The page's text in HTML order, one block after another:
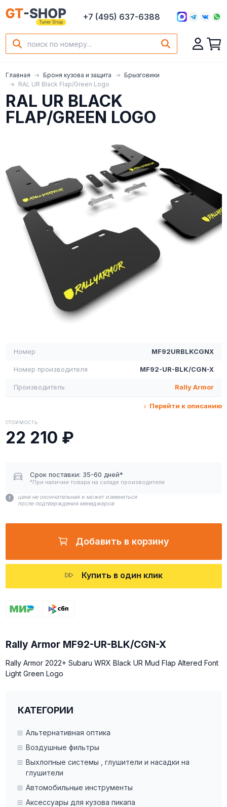
+7 (495) 637-6388
КАТЕГОРИИ
Альтернативная оптика
Воздушные фильтры
Выхлопные системы , глушители и насадки на
глушители
Автомобильные инструменты
Аксессуары для кузова пикапа
Главная Броня кузова и защита
Брызговики
RAL UR Black Flap/Green Logo
RAL UR BLACK
FLAP/GREEN LOGO
Номер MF92URBLKCGNX
Номер производителя MF92-UR-BLK/CGN-X
Производитель Rally Armor
Перейти к описанию
СТОИМОСТЬ
22 210 ₽
Срок поставки: 35-60 дней*
*При наличии товара на складе производителя
цена не окончательная и может измениться
после подтверждения менеджеров
Добавить в корзину
Купить в один клик
Rally Armor MF92-UR-BLK/CGN-X
Rally Armor 2022+ Subaru WRX Black UR Mud Flap Altered Font
Light Green Logo